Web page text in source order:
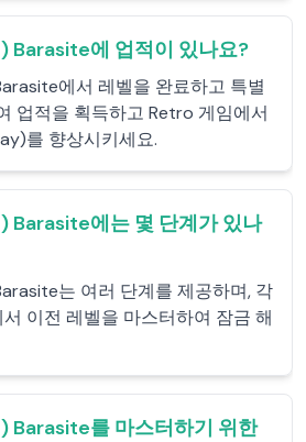
Barasite에 업적이 있나요?
에서 레벨을 완료하고 특별
업적을 획득하고 Retro 게임에서
를 향상시키세요.
Barasite에는 몇 단계가 있나
는 여러 단계를 제공하며, 각
이전 레벨을 마스터하여 잠금 해
Barasite를 마스터하기 위한